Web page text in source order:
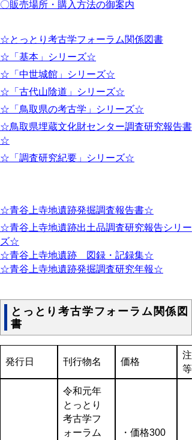
〇販売場所・購入方法の御案内
☆とっとり考古学フォーラム関係図書
☆「基本」シリーズ☆
☆「中世城館」シリーズ☆
☆「古代山陰道」シリーズ☆
☆「鳥取県の考古学」シリーズ☆
☆鳥取県埋蔵文化財センター調査研究報告書
☆
☆「調査研究紀要」シリーズ☆
☆青谷上寺地遺跡発掘調査報告書☆
☆青谷上寺地遺跡出土品調査研究報告シリー
ズ☆
☆青谷上寺地遺跡 図録・記録集☆
☆青谷上寺地遺跡発掘調査研究年報☆
とっとり考古学フォーラム関係図
書
発行日 刊行物名 価格
等
令和元年
とっとり
考古学フ
ォーラム
・価格300